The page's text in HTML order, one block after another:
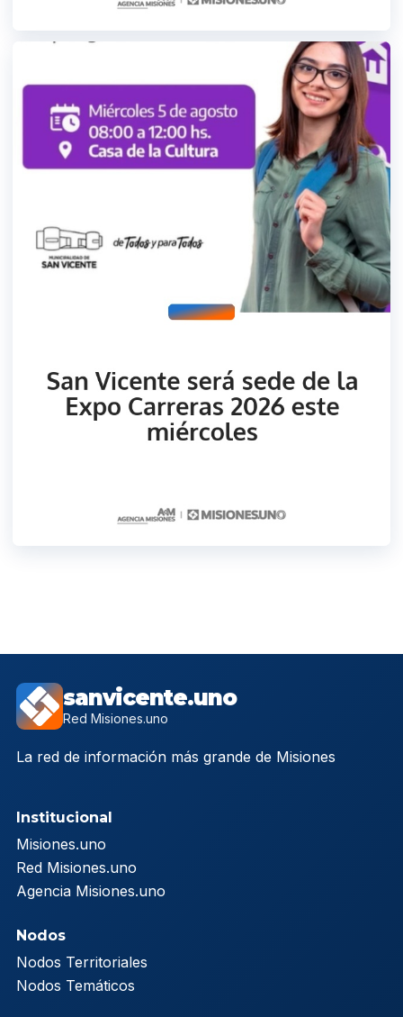
sanvicente.uno
Red Misiones.uno
La red de información más grande de Misiones
Institucional
Misiones.uno
Red Misiones.uno
Agencia Misiones.uno
Nodos
Nodos Territoriales
Nodos Temáticos